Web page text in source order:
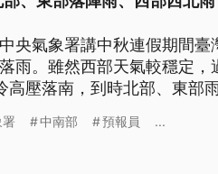
央氣象署講中秋連假期間臺
雨。雖然西部天氣較穩定
高壓落南，到時北部、東部
中南部 預報員 ...